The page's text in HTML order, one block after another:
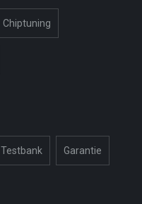
Chiptuning
Testbank Garantie